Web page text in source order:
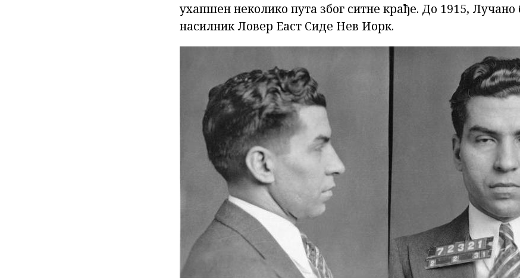
ухапшен неколико пута због ситне крађе. До 1915, Лучано
насилник Ловер Еаст Сиде Нев Иорк.